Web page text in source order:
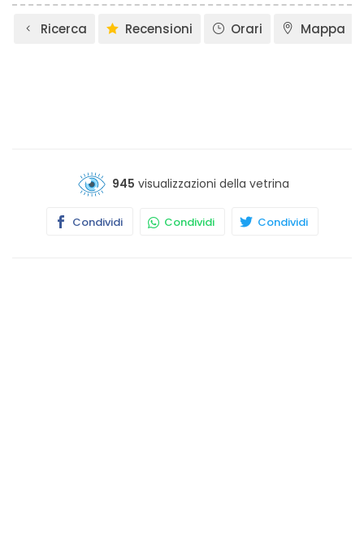
Ricerca Recensioni Orari Mappa
945 visualizzazioni della vetrina
Condividi Condividi Condividi